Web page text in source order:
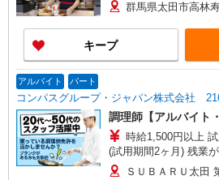
群馬県太田市高林
キープ
アルバイト パート
コンパスグループ・ジャパン株式会社
調理師【アルバイト
時給1,500円以上 試用期間中 時給1,500円以上
(試用期間2ヶ月) 残業が発生した場合、残業代を1
分単位で別途支給しま
ＳＵＢＡＲＵ太田